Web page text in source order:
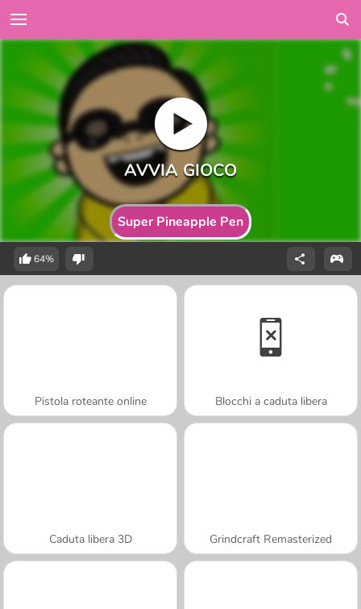
Super Pineapple Pen
64%
Pistola roteante online Blocchi a caduta libera
Caduta libera 3D Grindcraft Remasterized